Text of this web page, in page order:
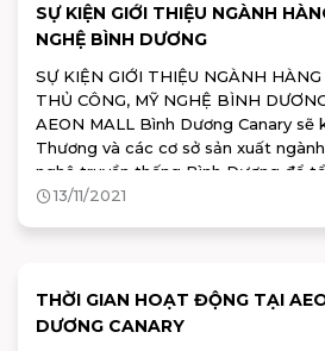
SỰ KIỆN GIỚI THIỆU NGÀNH
NGHỆ BÌNH DƯƠNG
SỰ KIỆN GIỚI THIỆU NGÀNH
THỦ CÔNG, MỸ NGHỆ BÌNH
AEON MALL Bình Dương Canary sẽ
Thương và các cơ sở sản xuất
nghệ truyền thống Bình Dương để
hàng Việt về khu, cụm công nghiệp
13/11/2021
THỜI GIAN HOẠT ĐỘNG TẠI
DƯƠNG CANARY